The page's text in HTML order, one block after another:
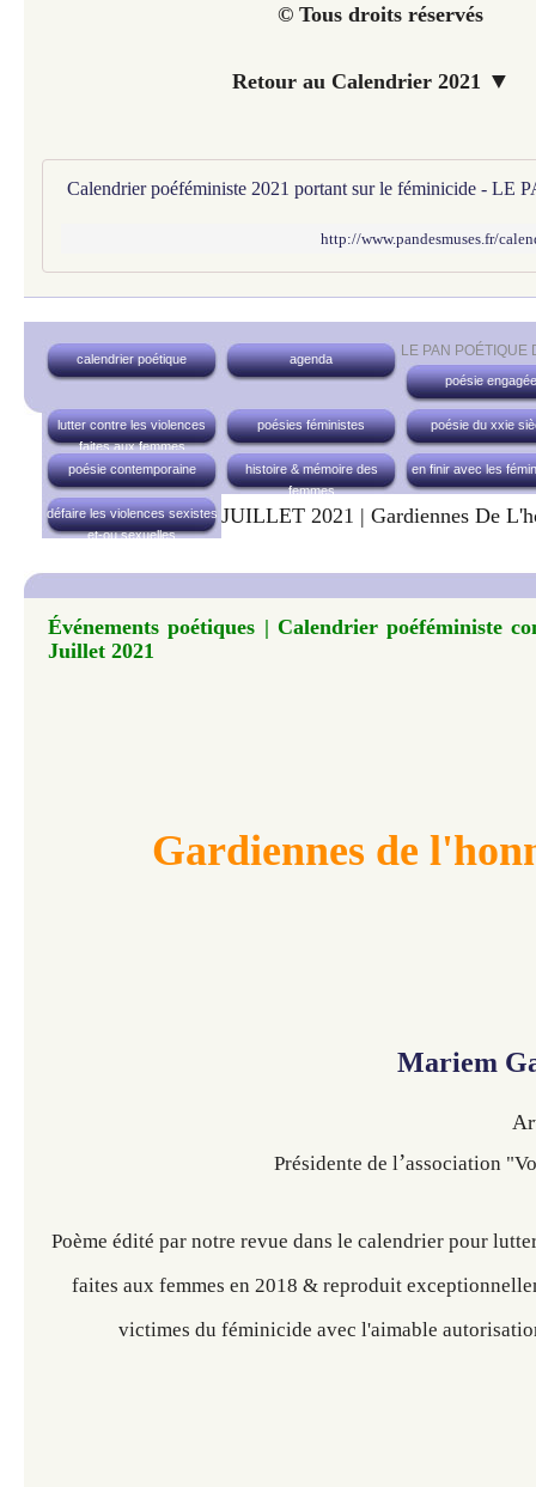
© Tous droits réservés
Retour au Calendrier 2021 ▼
http://www.pandesmuses.fr/
LE PAN
calendrier poétique
agenda
poésie engagée
lutter contre les violences
faites aux femmes
poésies féministes poésie du xxie
poésie contemporaine
histoire & mémoire des
femmes
en finir avec les
défaire les violences sexistes
et-ou sexuelles
JUILLET 2021 | Gardiennes De
Événements poétiques | Calendrier poéféministe
Juillet 2021
Gardiennes de
Mariem
Présidente de l’association
​​​​​Poème édité par notre revue dans le calendrier pour
faites aux femmes en 2018 & reproduit
victimes du féminicide avec l'aimable